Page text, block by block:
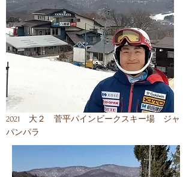
​2021 大２ 菅平パインビークスキー場 ジャ
パンパラ